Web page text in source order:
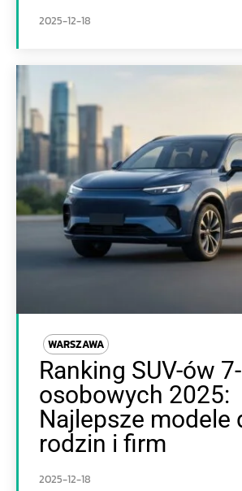
2025-12-18
WARSZAWA
Ranking SUV-ów 7-
osobowych 2025:
Najlepsze modele
rodzin i firm
2025-12-18